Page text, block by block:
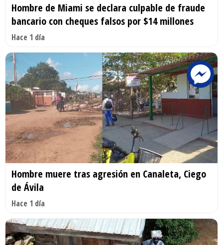
Hombre de Miami se declara culpable de fraude
bancario con cheques falsos por $14 millones
Hace 1 día
Hombre muere tras agresión en Canaleta, Ciego
de Ávila
Hace 1 día